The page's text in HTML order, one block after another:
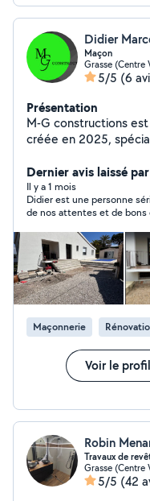
Didier
Maçon
Grasse (Centre
5/5 (6
Présentation
M-G constructions
créée en 2025,
mettons notre savoir-
professionnelle au
esthétiques et
intervenons auprès
pour tous travaux de
ouverture en sous
carrelage,
petits travaux À l'écoute de nos clients, nous assurons
un accompagnement
travail de qualité,
du budget.
Dernier avis laissé
Il y a 1 mois
Didier est une personne
de nos attentes et de bons
chaque jour. je
Maçonnerie
Voir le profil
Travaux de
Grasse (Centre
5/5 (42